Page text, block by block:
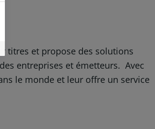
titres et propose des solutions
entreprises et émetteurs. Avec
le monde et leur offre un service